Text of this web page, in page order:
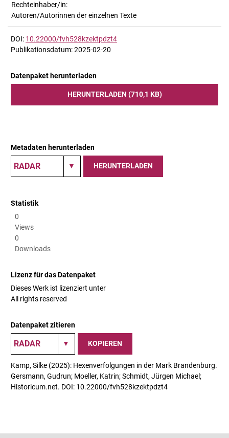
Rechteinhaber/in:
Autoren/Autorinnen der einzelnen Texte
DOI: 10.22000/fvh528kzektpdzt4
Publikationsdatum: 2025-02-20
Datenpaket herunterladen
HERUNTERLADEN (710,1 KB)
Metadaten herunterladen
HERUNTERLADEN
Statistik
0
Views
0
Downloads
Lizenz für das Datenpaket
Dieses Werk ist lizenziert unter
All rights reserved
Datenpaket zitieren
KOPIEREN
Kamp, Silke (2025): Hexenverfolgungen in der Mark Brandenburg.
Gersmann, Gudrun; Moeller, Katrin; Schmidt, Jürgen Michael;
Historicum.net. DOI: 10.22000/fvh528kzektpdzt4